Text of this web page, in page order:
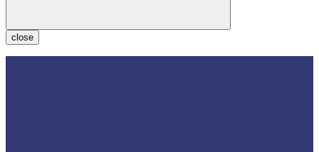
close